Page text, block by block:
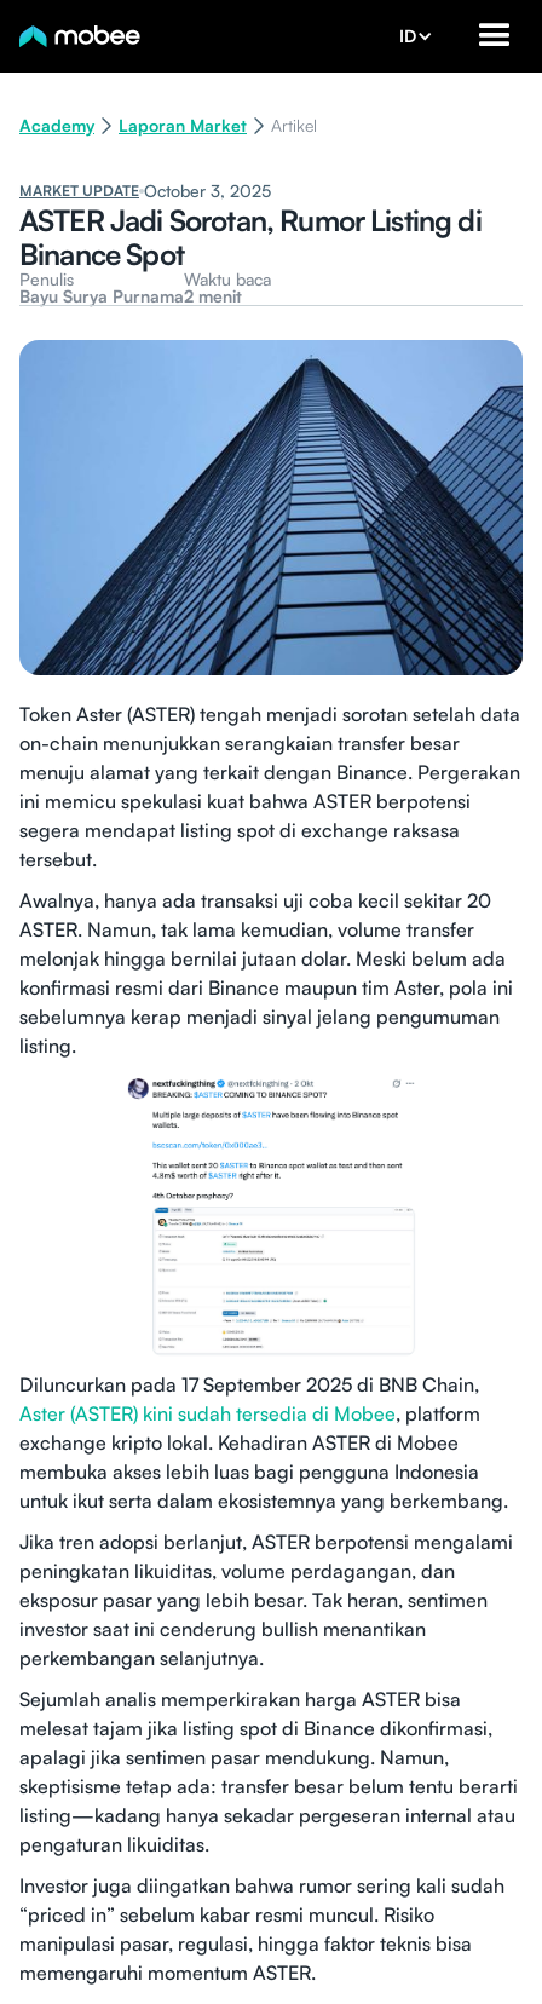
ID
Academy Laporan Market Artikel
MARKET UPDATE October 3, 2025
ASTER Jadi Sorotan, Rumor Listing di
Binance Spot
Penulis
Bayu Surya Purnama
Waktu baca
2 menit
Token Aster (ASTER) tengah menjadi sorotan setelah data
on-chain menunjukkan serangkaian transfer besar
menuju alamat yang terkait dengan Binance. Pergerakan
ini memicu spekulasi kuat bahwa ASTER berpotensi
segera mendapat listing spot di exchange raksasa
tersebut.
Awalnya, hanya ada transaksi uji coba kecil sekitar 20
ASTER. Namun, tak lama kemudian, volume transfer
melonjak hingga bernilai jutaan dolar. Meski belum ada
konfirmasi resmi dari Binance maupun tim Aster, pola ini
sebelumnya kerap menjadi sinyal jelang pengumuman
listing.
Diluncurkan pada 17 September 2025 di BNB Chain,
Aster (ASTER) kini sudah tersedia di Mobee, platform
exchange kripto lokal. Kehadiran ASTER di Mobee
membuka akses lebih luas bagi pengguna Indonesia
untuk ikut serta dalam ekosistemnya yang berkembang.
Jika tren adopsi berlanjut, ASTER berpotensi mengalami
peningkatan likuiditas, volume perdagangan, dan
eksposur pasar yang lebih besar. Tak heran, sentimen
investor saat ini cenderung bullish menantikan
perkembangan selanjutnya.
Sejumlah analis memperkirakan harga ASTER bisa
melesat tajam jika listing spot di Binance dikonfirmasi,
apalagi jika sentimen pasar mendukung. Namun,
skeptisisme tetap ada: transfer besar belum tentu berarti
listing—kadang hanya sekadar pergeseran internal atau
pengaturan likuiditas.
Investor juga diingatkan bahwa rumor sering kali sudah
“priced in” sebelum kabar resmi muncul. Risiko
manipulasi pasar, regulasi, hingga faktor teknis bisa
memengaruhi momentum ASTER.